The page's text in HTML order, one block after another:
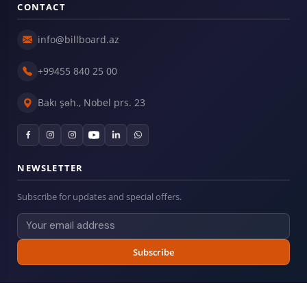
CONTACT
info@billboard.az
+99455 840 25 00
Bakı şəh., Nobel prs. 23
NEWSLETTER
Subscribe for updates and special offers.
Subscribe